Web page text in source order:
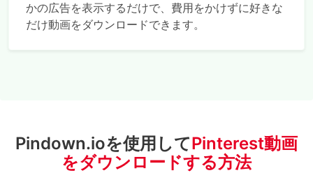
かの広告を表示するだけで、費用をかけずに好きな
だけ動画をダウンロードできます。
Pindown.ioを使用してPinterest動画
をダウンロードする方法